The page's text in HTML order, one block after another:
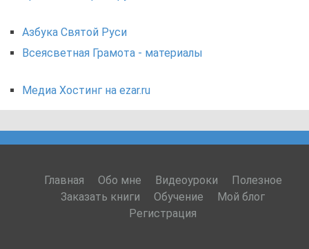
Азбука Святой Руси
Всеясветная Грамота - материалы
Медиа Хостинг на ezar.ru
Главная Обо мне Видеоуроки
Полезное
Заказать книги
Обучение
Мой блог
Регистрация